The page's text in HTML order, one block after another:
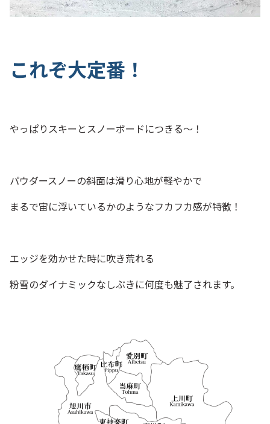
これぞ大定番！
やっぱりスキーとスノーボードにつきる～！
パウダースノーの斜面は滑り心地が軽やかで
まるで宙に浮いているかのようなフカフカ感が特徴！
エッジを効かせた時に吹き荒れる
粉雪のダイナミックなしぶきに何度も魅了されます。